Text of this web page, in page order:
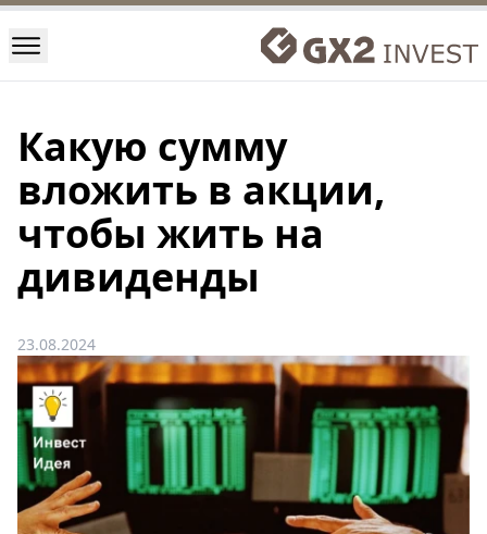
Какую сумму
вложить в акции,
чтобы жить на
дивиденды
23.08.2024